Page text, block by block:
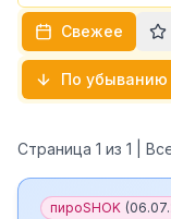
Свежее
По убыванию
Страница 1 из 1 |
пироSHOK (